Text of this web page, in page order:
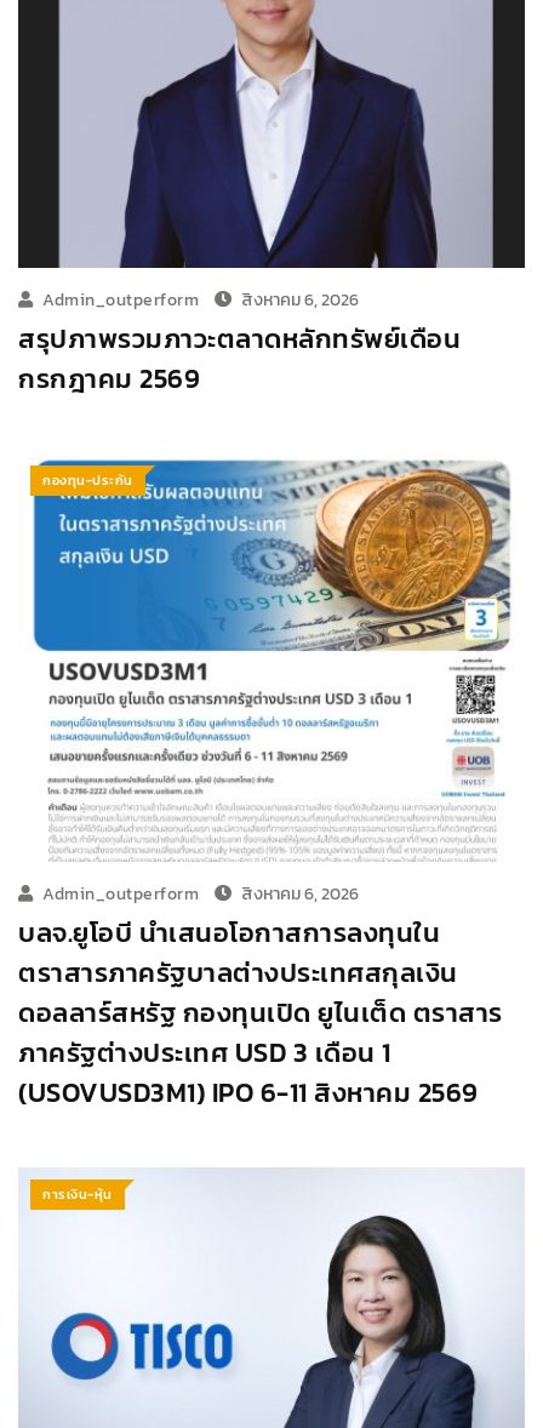
Admin_outperform สิงหาคม 6, 2026
สรุปภาพรวมภาวะตลาดหลักทรัพย์เดือน
กรกฎาคม 2569
กองทุน-ประกัน
Admin_outperform สิงหาคม 6, 2026
บลจ.ยูโอบี นำเสนอโอกาสการลงทุนใน
ตราสารภาครัฐบาลต่างประเทศสกุลเงิน
ดอลลาร์สหรัฐ กองทุนเปิด ยูไนเต็ด ตราสาร
ภาครัฐต่างประเทศ USD 3 เดือน 1
(USOVUSD3M1) IPO 6-11 สิงหาคม 2569
การเงิน-หุ้น